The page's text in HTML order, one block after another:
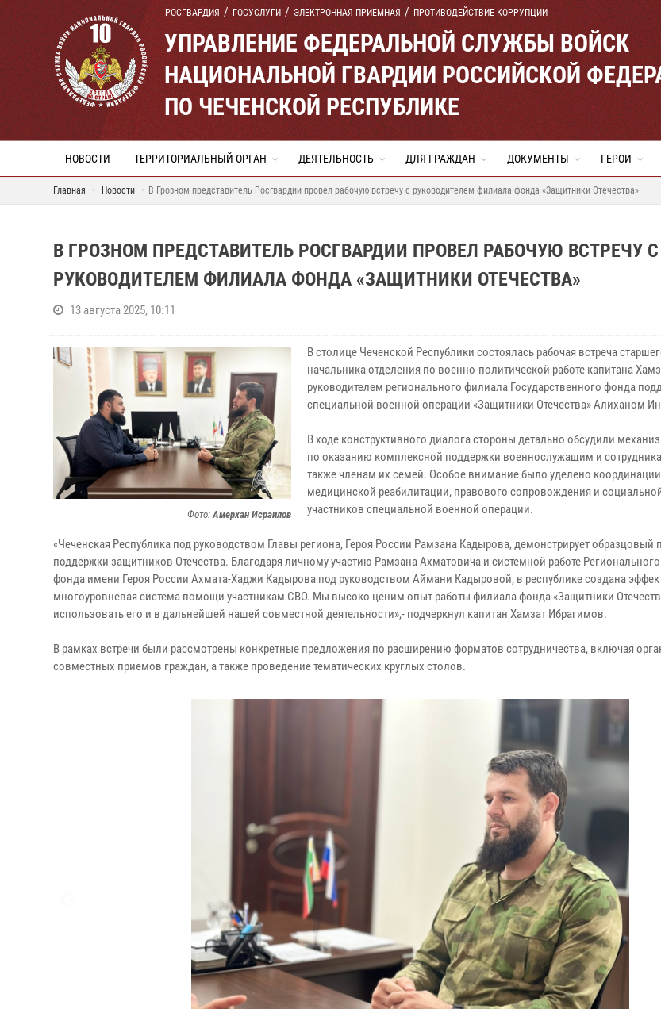
РОСГВАРДИЯ ГОСУСЛУГИ ЭЛЕКТРОННАЯ ПРИЕМНАЯ ПРОТИВОДЕЙСТВИЕ КОРРУПЦИИ
УПРАВЛЕНИЕ ФЕДЕРАЛЬНОЙ СЛУЖБЫ ВОЙСК
НАЦИОНАЛЬНОЙ ГВАРДИИ РОССИЙСКОЙ
ПО ЧЕЧЕНСКОЙ РЕСПУБЛИКЕ
НОВОСТИ ТЕРРИТОРИАЛЬНЫЙ ОРГАН ДЕЯТЕЛЬНОСТЬ ДЛЯ ГРАЖДАН ДОКУМЕНТЫ ГЕРОИ
Главная Новости В Грозном представитель Росгвардии провел рабочую встречу с руководителем филиала фонда «Защитники Отечества»
В ГРОЗНОМ ПРЕДСТАВИТЕЛЬ РОСГВАРДИИ ПРОВЕЛ РАБОЧУЮ ВСТРЕЧУ С
РУКОВОДИТЕЛЕМ ФИЛИАЛА ФОНДА «ЗАЩИТНИКИ ОТЕЧЕСТВА»
13 августа 2025, 10:11
Фото:Амерхан Исраилов
В столице Чеченской Республики состоялась рабочая встреча
начальника отделения по военно-политической работе капитана
руководителем регионального филиала Государственного фонда
специальной военной операции «Защитники Отечества» Алиханом
В ходе конструктивного диалога стороны детально обсудили
по оказанию комплексной поддержки военнослужащим и
также членам их семей. Особое внимание было уделено
медицинской реабилитации, правового сопровождения и
участников специальной военной операции.
«Чеченская Республика под руководством Главы региона, Героя России Рамзана Кадырова, демонстрирует образцовый
поддержки защитников Отечества. Благодаря личному участию Рамзана Ахматовича и системной работе
фонда имени Героя России Ахмата-Хаджи Кадырова под руководством Аймани Кадыровой, в республике создана
многоуровневая система помощи участникам СВО. Мы высоко ценим опыт работы филиала фонда «Защитники
использовать его и в дальнейшей нашей совместной деятельности»,- подчеркнул капитан Хамзат Ибрагимов.
В рамках встречи были рассмотрены конкретные предложения по расширению форматов сотрудничества, включая
совместных приемов граждан, а также проведение тематических круглых столов.